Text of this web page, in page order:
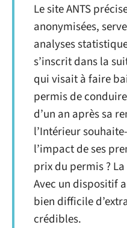
Le site ANTS
anonymisées,
analyses
s’inscrit dans la
qui visait à faire
permis de
d’un an après sa
l’Intérieur
l’impact de ses
prix du permis ?
Avec un dispositif
bien difficile
crédibles.